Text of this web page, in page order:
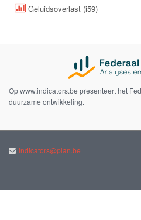
Geluidsoverlast (i59)
Op www.indicators.be presenteert het
duurzame ontwikkeling.
indicators@plan.be